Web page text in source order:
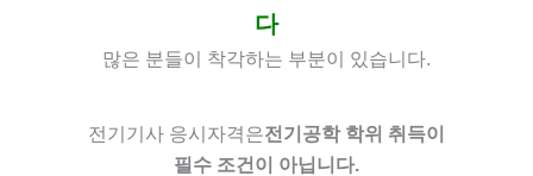
다
많은 분들이 착각하는 부분이 있습니다.
전기기사 응시자격은전기공학 학위 취득이
필수 조건이 아닙니다.